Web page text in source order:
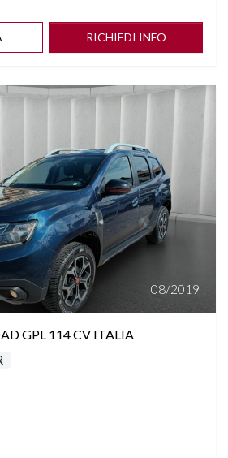
RICHIEDI INFO
08/2019
GPL 114 CV ITALIA